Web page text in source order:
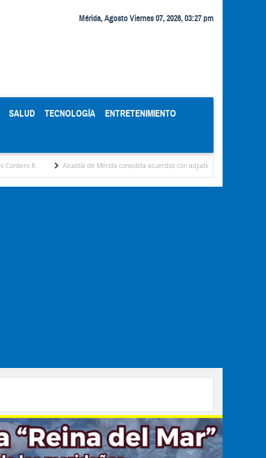
Mérida, Agosto Viernes 07, 2026, 03:27 pm
SALUD TECNOLOGÍA ENTRETENIMIENTO
Alcaldía de Mérida consolida acuerdos con adjudicatarios del Mercado Periférico